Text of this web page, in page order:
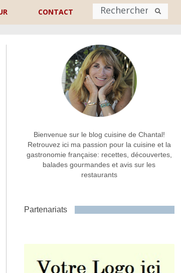
CONTACT
Nom
ou message *
Bienvenue sur le blog cuisine de Chantal!
Retrouvez ici ma passion pour la cuisine et la
gastronomie française: recettes, découvertes,
balades gourmandes et avis sur les
restaurants
Partenariats